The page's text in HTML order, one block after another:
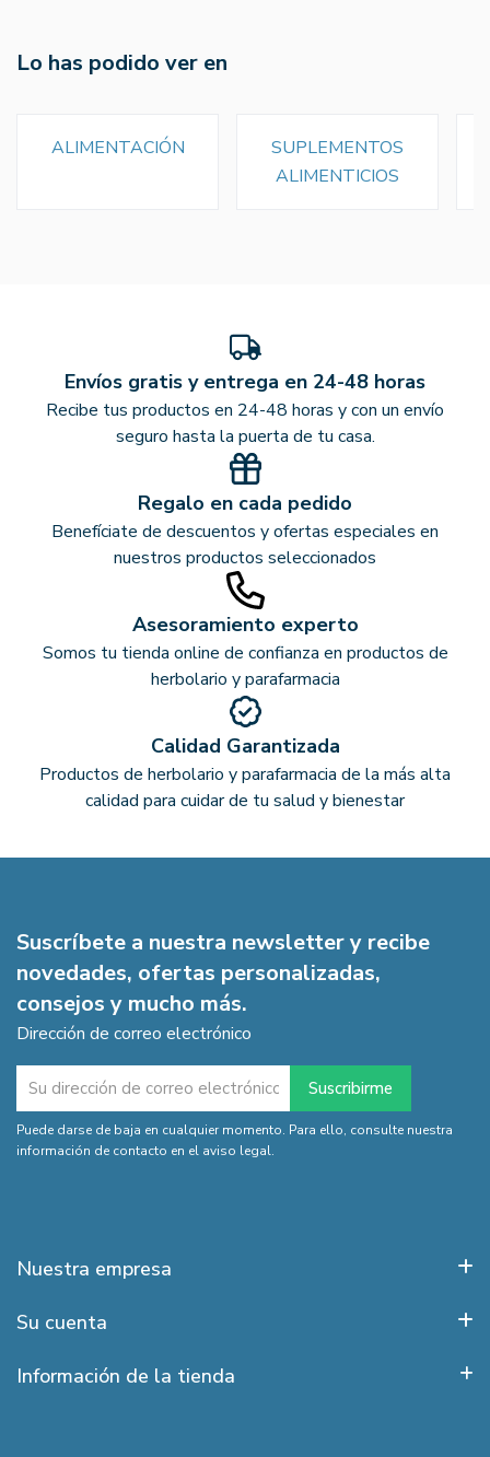
Lo has podido ver en
ALIMENTACIÓN
SUPLEMENTOS
ALIMENTICIOS
Envíos gratis y entrega en 24-48 horas
Recibe tus productos en 24-48 horas y con un envío
seguro hasta la puerta de tu casa.
Regalo en cada pedido
Benefíciate de descuentos y ofertas especiales en
nuestros productos seleccionados
Asesoramiento experto
Somos tu tienda online de confianza en productos de
herbolario y parafarmacia
Calidad Garantizada
Productos de herbolario y parafarmacia de la más alta
calidad para cuidar de tu salud y bienestar
Suscríbete a nuestra newsletter y recibe
novedades, ofertas personalizadas,
consejos y mucho más.
Dirección de correo electrónico
Puede darse de baja en cualquier momento. Para ello, consulte nuestra
información de contacto en el aviso legal.
Nuestra empresa
Su cuenta
Información de la tienda